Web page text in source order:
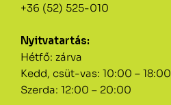
+36 (52) 525-010
Nyitvatartás:
Hétfő: zárva
Kedd, csüt-vas: 10:00 – 18:00
Szerda: 12:00 – 20:00